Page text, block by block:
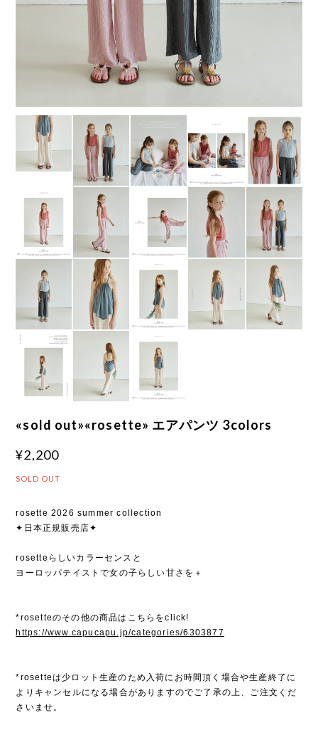
«sold out»«rosette» エアパンツ 3colors
¥2,200
SOLD OUT
rosette 2026 summer collection
✦日本正規販売店✦
rosetteらしいカラーセンスと
ヨーロッパテイストで女の子らしい甘さを＋
*rosetteのその他の商品はこちらをclick!
https://www.capucapu.jp/categories/6303877
*rosetteは少ロット生産のため入荷にお時間頂く場合や生産終了に
よりキャンセルになる場合がありますのでご了承の上、ご注文くだ
さいませ。